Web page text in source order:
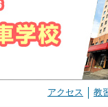
アクセス 教